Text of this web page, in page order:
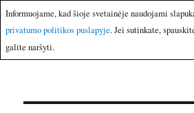
2c
Informuojame, kad šioje svetainėje naudojami
privatumo politikos puslapyje. Jei sutinkate,
galite naršyti.